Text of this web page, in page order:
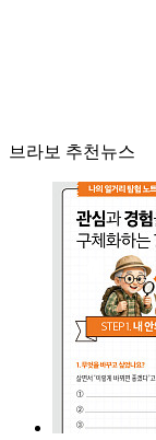
브라보 추천뉴스